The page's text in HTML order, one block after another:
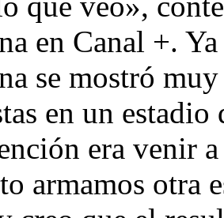
en Canal +.
se mostró
en un
era venir
armamos otra